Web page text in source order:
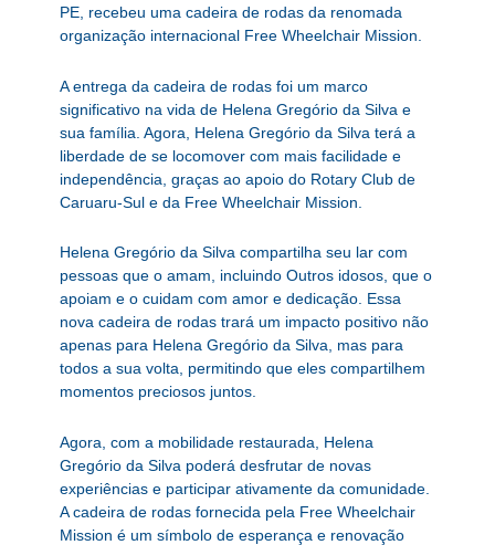
PE, recebeu uma cadeira de rodas da renomada
organização internacional Free Wheelchair Mission.
A entrega da cadeira de rodas foi um marco
significativo na vida de Helena Gregório da Silva e
sua família. Agora, Helena Gregório da Silva terá a
liberdade de se locomover com mais facilidade e
independência, graças ao apoio do Rotary Club de
Caruaru-Sul e da Free Wheelchair Mission.
Helena Gregório da Silva compartilha seu lar com
pessoas que o amam, incluindo Outros idosos, que o
apoiam e o cuidam com amor e dedicação. Essa
nova cadeira de rodas trará um impacto positivo não
apenas para Helena Gregório da Silva, mas para
todos a sua volta, permitindo que eles compartilhem
momentos preciosos juntos.
Agora, com a mobilidade restaurada, Helena
Gregório da Silva poderá desfrutar de novas
experiências e participar ativamente da comunidade.
A cadeira de rodas fornecida pela Free Wheelchair
Mission é um símbolo de esperança e renovação